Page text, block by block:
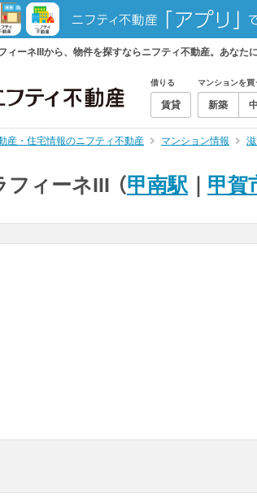
ィーネIIIから、物件を探すならニフティ不動産。あなた
借りる
賃貸
マンションを買
新築
産・住宅情報のニフティ不動産 マンション情報
フィーネIII （甲南駅 甲賀